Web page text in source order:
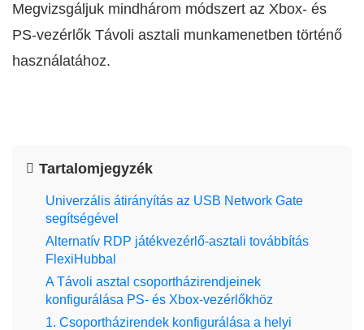
Megvizsgáljuk mindhárom módszert az Xbox- és
PS-vezérlők Távoli asztali munkamenetben történő
használatához.
Tartalomjegyzék
Univerzális átirányítás az USB Network Gate
segítségével
Alternatív RDP játékvezérlő-asztali továbbítás
FlexiHubbal
A Távoli asztal csoportházirendjeinek
konfigurálása PS- és Xbox-vezérlőkhöz
1. Csoportházirendek konfigurálása a helyi